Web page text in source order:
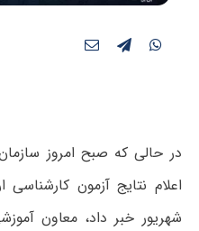
در حالی که صبح امروز
شهریور خبر داد، معاون